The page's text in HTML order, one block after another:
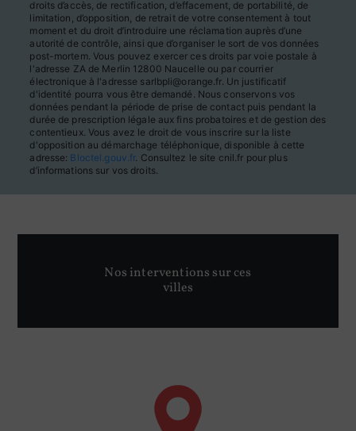
droits d’accès, de rectification, d’effacement, de portabilité, de
limitation, d’opposition, de retrait de votre consentement à tout
moment et du droit d’introduire une réclamation auprès d’une
autorité de contrôle, ainsi que d’organiser le sort de vos données
post-mortem. Vous pouvez exercer ces droits par voie postale à
l'adresse ZA de Merlin 12800 Naucelle ou par courrier
électronique à l'adresse sarlbpli@orange.fr. Un justificatif
d'identité pourra vous être demandé. Nous conservons vos
données pendant la période de prise de contact puis pendant la
durée de prescription légale aux fins probatoires et de gestion des
contentieux. Vous avez le droit de vous inscrire sur la liste
d'opposition au démarchage téléphonique, disponible à cette
adresse: Bloctel.gouv.fr. Consultez le site cnil.fr pour plus
d’informations sur vos droits.
Nos interventions sur ces
villes